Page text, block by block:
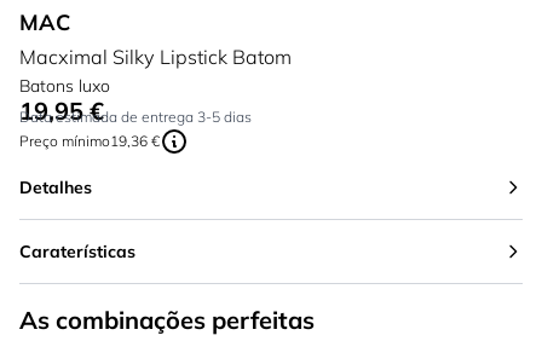
MAC
Macximal Silky Lipstick Batom
Batons luxo
Tão baixo quanto:
19,95 €
Data estimada de entrega 3-5 dias
Preço mínimo19,36 €
Detalhes
Caraterísticas
As combinações perfeitas